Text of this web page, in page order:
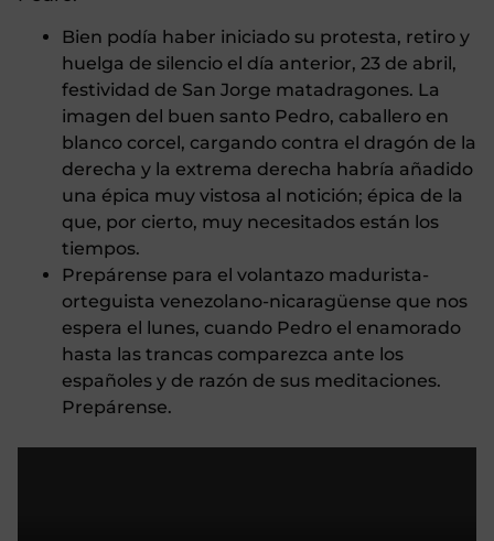
Bien podía haber iniciado su protesta, retiro y
huelga de silencio el día anterior, 23 de abril,
festividad de San Jorge matadragones. La
imagen del buen santo Pedro, caballero en
blanco corcel, cargando contra el dragón de la
derecha y la extrema derecha habría añadido
una épica muy vistosa al notición; épica de la
que, por cierto, muy necesitados están los
tiempos.
Prepárense para el volantazo madurista-
orteguista venezolano-nicaragüense que nos
espera el lunes, cuando Pedro el enamorado
hasta las trancas comparezca ante los
españoles y de razón de sus meditaciones.
Prepárense.